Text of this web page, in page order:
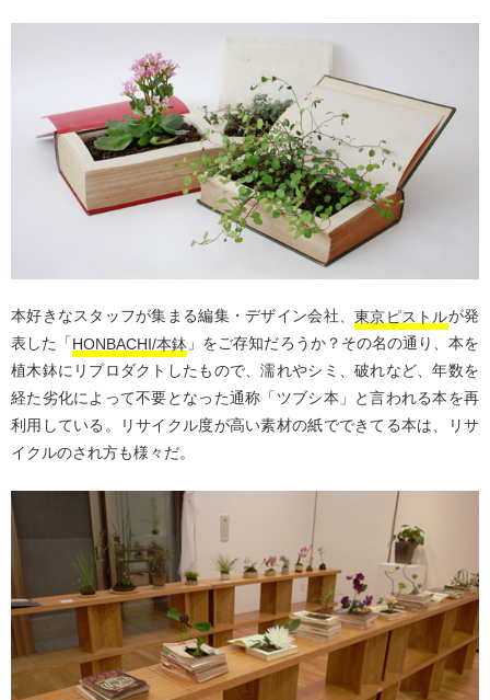
本好きなスタッフが集まる編集・デザイン会社、東京ピストルが発
表した「HONBACHI/本鉢 」をご存知だろうか？その名の通り、本を
植木鉢にリプロダクトしたもので、濡れやシミ、破れなど、年数を
経た劣化によって不要となった通称「ツブシ本」と言われる本を再
利用している。リサイクル度が高い素材の紙でできてる本は、リサ
イクルのされ方も様々だ。